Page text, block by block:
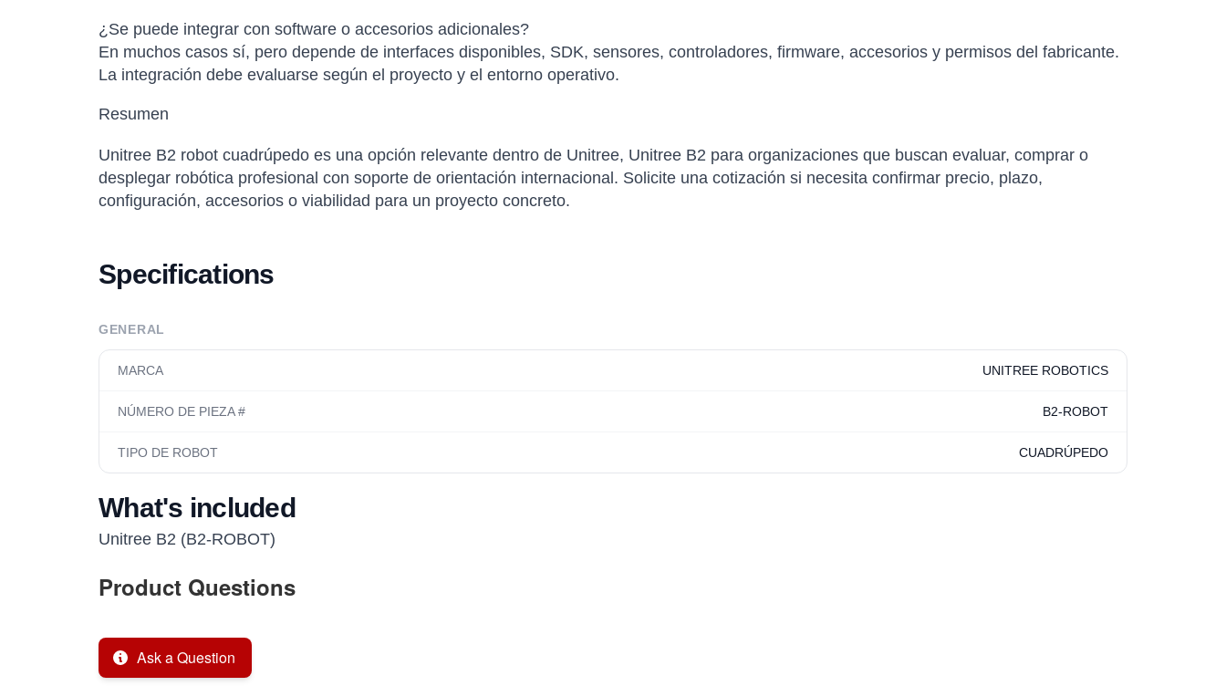
¿Se puede integrar con software o accesorios adicionales?
En muchos casos sí, pero depende de interfaces disponibles, SDK, sensores, controladores, firmware, accesorios y permisos del fabricante.
La integración debe evaluarse según el proyecto y el entorno operativo.
Resumen
Unitree B2 robot cuadrúpedo es una opción relevante dentro de Unitree, Unitree B2 para organizaciones que buscan evaluar, comprar o
desplegar robótica profesional con soporte de orientación internacional. Solicite una cotización si necesita confirmar precio, plazo,
configuración, accesorios o viabilidad para un proyecto concreto.
Specifications
GENERAL
MARCA UNITREE ROBOTICS
NÚMERO DE PIEZA # B2-ROBOT
TIPO DE ROBOT CUADRÚPEDO
What's included
Unitree B2 (B2-ROBOT)
Product Questions
Ask a Question